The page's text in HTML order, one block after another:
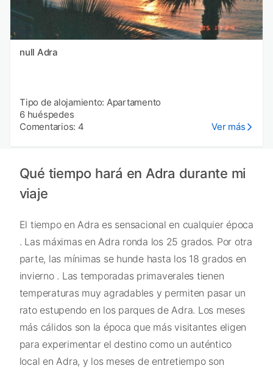
null Adra
Tipo de alojamiento: Apartamento
6 huéspedes
Comentarios: 4
Ver más
Qué tiempo hará en Adra durante mi
viaje
El tiempo en Adra es sensacional en cualquier época
. Las máximas en Adra ronda los 25 grados. Por otra
parte, las mínimas se hunde hasta los 18 grados en
invierno . Las temporadas primaverales tienen
temperaturas muy agradables y permiten pasar un
rato estupendo en los parques de Adra. Los meses
más cálidos son la época que más visitantes eligen
para experimentar el destino como un auténtico
local en Adra, y los meses de entretiempo son